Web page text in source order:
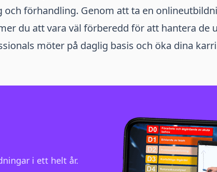
förhandling. Genom att ta en
du att vara väl förberedd för att hantera de
möter på daglig basis och öka dina
i ett helt år.